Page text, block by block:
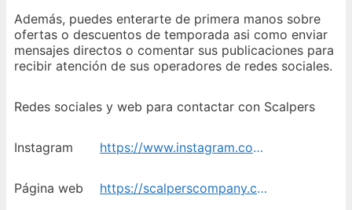
Además, puedes enterarte de primera manos sobre
ofertas o descuentos de temporada asi como enviar
mensajes directos o comentar sus publicaciones para
recibir atención de sus operadores de redes sociales.
Redes sociales y web para contactar con Scalpers
Instagram https://www.instagram.com/scalperscompany/
Página web https://scalperscompany.com/pages/contacto